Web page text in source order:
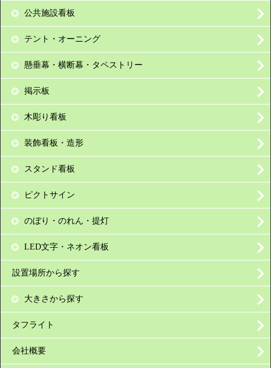
公共施設看板
テント・オーニング
懸垂幕・横断幕・タペストリー
掲示板
木彫り看板
装飾看板・造形
スタンド看板
ピクトサイン
のぼり・のれん・提灯
LED文字・ネオン看板
設置場所から探す
大きさから探す
タフライト
会社概要